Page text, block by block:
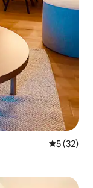
5 av 5 i
5 (32)